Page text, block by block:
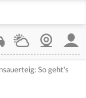
WetterWebcam
So geht's